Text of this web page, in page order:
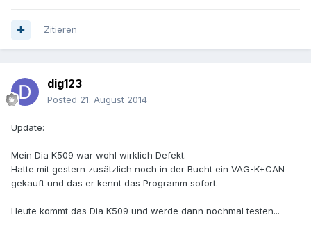
Zitieren
dig123
Posted 21. August 2014
Update:
Mein Dia K509 war wohl wirklich Defekt.
Hatte mit gestern zusätzlich noch in der Bucht ein VAG-K+CAN
gekauft und das er kennt das Programm sofort.
Heute kommt das Dia K509 und werde dann nochmal testen...